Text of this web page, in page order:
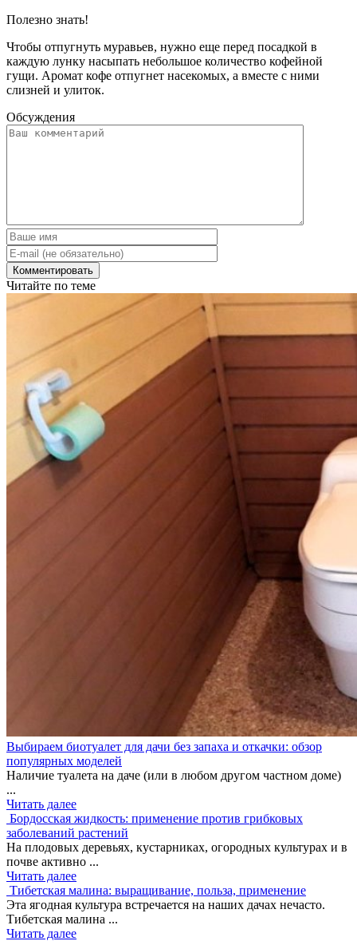
Полезно знать!
Чтобы отпугнуть муравьев, нужно еще перед посадкой в
каждую лунку насыпать небольшое количество кофейной
гущи. Аромат кофе отпугнет насекомых, а вместе с ними
слизней и улиток.
Обсуждения
Читайте по теме
Выбираем биотуалет для дачи без запаха и откачки: обзор
популярных моделей
Наличие туалета на даче (или в любом другом частном доме)
...
Читать далее
Бордосская жидкость: применение против грибковых
заболеваний растений
На плодовых деревьях, кустарниках, огородных культурах и в
почве активно ...
Читать далее
Тибетская малина: выращивание, польза, применение
Эта ягодная культура встречается на наших дачах нечасто.
Тибетская малина ...
Читать далее